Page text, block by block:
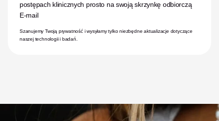
postępach klinicznych prosto na swoją skrzynkę odbiorczą
E-mail
Szanujemy Twoją prywatność i wysyłamy tylko niezbędne aktualizacje dotyczące
naszej technologii i badań.